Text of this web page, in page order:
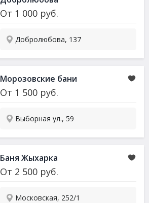
От 1 000 руб.
Добролюбова, 137
Морозовские бани
От 1 500 руб.
Выборная ул., 59
Баня Жыхарка
От 2 500 руб.
Московская, 252/1